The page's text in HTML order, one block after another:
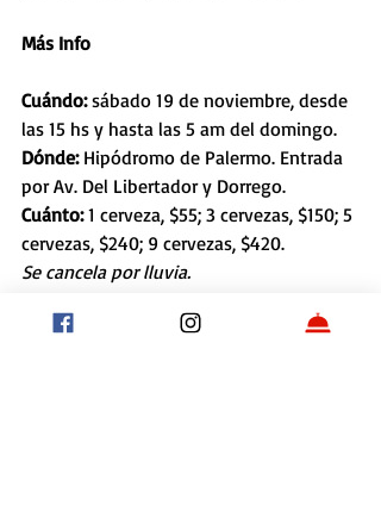
Más Info
Cuándo: sábado 19 de noviembre, desde
las 15 hs y hasta las 5 am del domingo.
Dónde: Hipódromo de Palermo. Entrada
por Av. Del Libertador y Dorrego.
Cuánto: 1 cerveza, $55; 3 cervezas, $150; 5
cervezas, $240; 9 cervezas, $420.
Se cancela por lluvia.